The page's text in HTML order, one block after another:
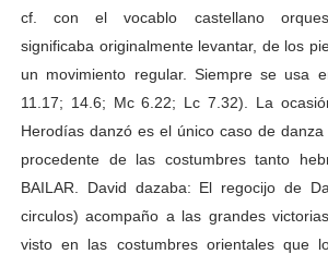
cf. con el vocablo castellano
significaba originalmente levantar, de los
un movimiento regular. Siempre se usa
11.17; 14.6; Mc 6.22; Lc 7.32). La
Herodías danzó es el único caso de
procedente de las costumbres tanto
BAILAR. David dazaba: El regocijo de
circulos) acompaño a las grandes
visto en las costumbres orientales que